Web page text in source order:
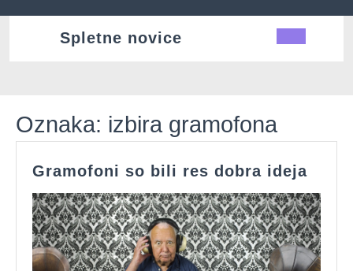
Spletne novice
Oznaka: izbira gramofona
Gramofoni so bili res dobra ideja
bili
res
dobra
ideja